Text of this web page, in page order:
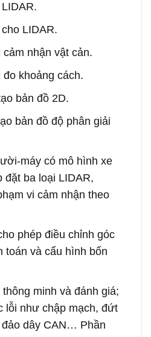
LIDAR.
nhận vật cản.
khoảng cách.
bản đồ 2D.
bản đồ độ phân giải
có mô hình xe
đặt ba loại LIDAR,
vi cảm nhận theo
phép điều chỉnh góc
toán và cấu hình bốn
minh và đánh giá;
lỗi như chập mạch, đứt
dây CAN… Phần